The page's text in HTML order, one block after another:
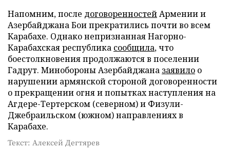
Напомним, после договоренностейАрмении и
Азербайджана Бои прекратились почти во всем
Карабахе. Однако непризнанная Нагорно-
Карабахская республика сообщила, что
боестолкновения продолжаются в поселении
Гадрут. Минобороны Азербайджана заявило о
нарушении армянской стороной договоренности
о прекращении огня и попытках наступления на
Агдере-Тертерском (северном) и Физули-
Джебраильском (южном) направлениях в
Карабахе.
Текст: Алексей Дегтярев